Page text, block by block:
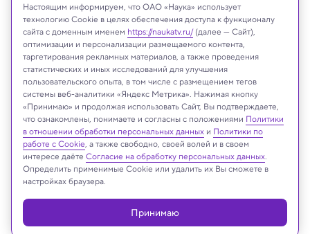
кадр из видео
На сайте могут быть использованы материалы
интернет-ресурсов Facebook и Instagram,
владельцем которых является компания Meta
Platforms Inc., запрещённая на территории
Российской ФедерацииПринимаю
Настоящим информируем, что ОАО «Наука» использует
технологию Cookie в целях обеспечения доступа к функционалу
сайта с доменным именем https://naukatv.ru/(далее — Сайт),
оптимизации и персонализации размещаемого контента,
таргетирования рекламных материалов, а также проведения
статистических и иных исследований для улучшения
пользовательского опыта, в том числе с размещением тегов
системы веб-аналитики «Яндекс Метрика». Нажимая кнопку
«Принимаю» и продолжая использовать Сайт, Вы подтверждаете,
что ознакомлены, понимаете и согласны с положениями Политики
в отношении обработки персональных данных и Политики по
работе с Cookie, а также свободно, своей волей и в своем
интересе даёте Согласие на обработку персональных данных.
Определить применимые Cookie или удалить их Вы сможете в
настройках браузера.